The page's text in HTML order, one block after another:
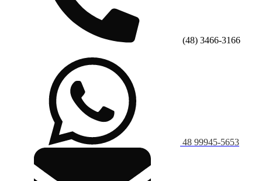
(48) 3466-3166
48 99945-5653